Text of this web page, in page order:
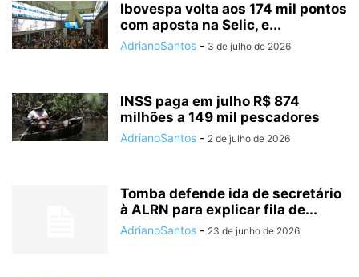
Ibovespa volta aos 174 mil pontos
com aposta na Selic, e...
AdrianoSantos - 3 de julho de 2026
INSS paga em julho R$ 874
milhões a 149 mil pescadores
AdrianoSantos - 2 de julho de 2026
Tomba defende ida de secretário
à ALRN para explicar fila de...
AdrianoSantos - 23 de junho de 2026